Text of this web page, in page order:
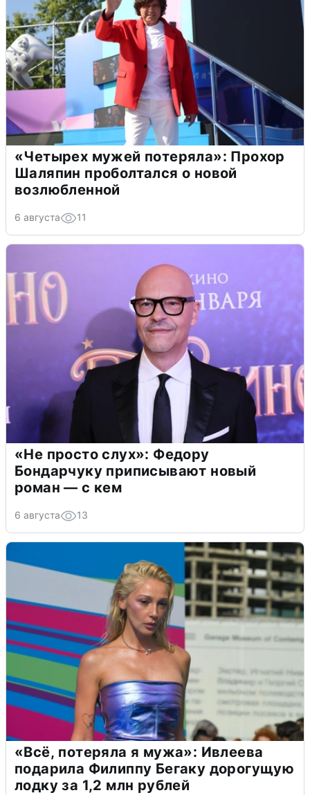
«Четырех мужей потеряла»: Прохор
Шаляпин проболтался о новой
возлюбленной
6 августа 11
«Не просто слух»: Федору
Бондарчуку приписывают новый
роман — с кем
6 августа 13
«Всё, потеряла я мужа»: Ивлеева
подарила Филиппу Бегаку дорогущую
лодку за 1,2 млн рублей